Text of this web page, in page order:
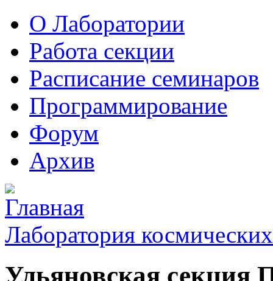
О Лаборатории
Работа секции
Расписание семинаров
Программирование
Форум
Архив
Лаборатория
Ульяновская секция